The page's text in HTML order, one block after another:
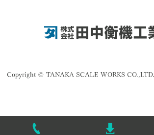
Copyright © TANAKA SCALE WORKS